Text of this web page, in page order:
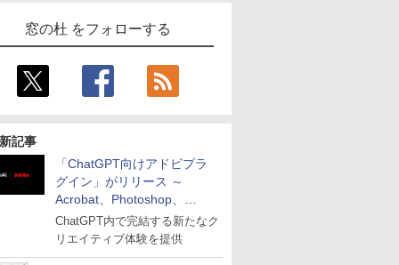
窓の杜 をフォローする
記事
「ChatGPT向けアドビプラ
グイン」がリリース ～
Acrobat、Photoshop、
Premiereなどの機能を1つの
プラグインに統合
ChatGPT内で完結する新たなク
リエイティブ体験を提供